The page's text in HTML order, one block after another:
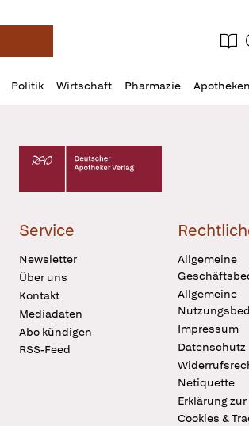
Deutsche Apotheker Zeitung
Aktuelle
login
Politik Wirtschaft Pharmazie
Profil
öffnen
Daz
Pur
Deutscher Apotheker Verlag Logo
Service
Newsletter
Über uns
Kontakt
Mediadaten
Abo kündigen
RSS-Feed
Allgemeine
Allgemeine
Impressum
Datenschutz
Netiquette
Erklärung
Cookies &